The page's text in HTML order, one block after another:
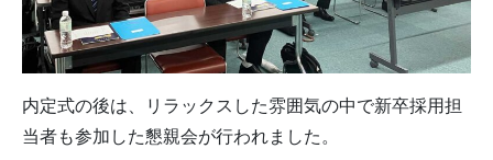
内定式の後は、リラックスした雰囲気の中で新卒採用担
当者も参加した懇親会が行われました。